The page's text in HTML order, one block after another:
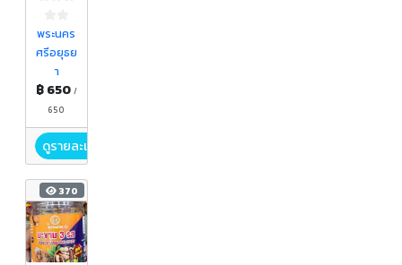
พระนคร
ศรีอยุธย
า
฿ 650 /
650
ดูรายละเอียด
370